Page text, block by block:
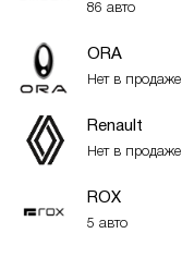
86 авто
ORA
Нет в продаже
Renault
Нет в продаже
ROX
5 авто